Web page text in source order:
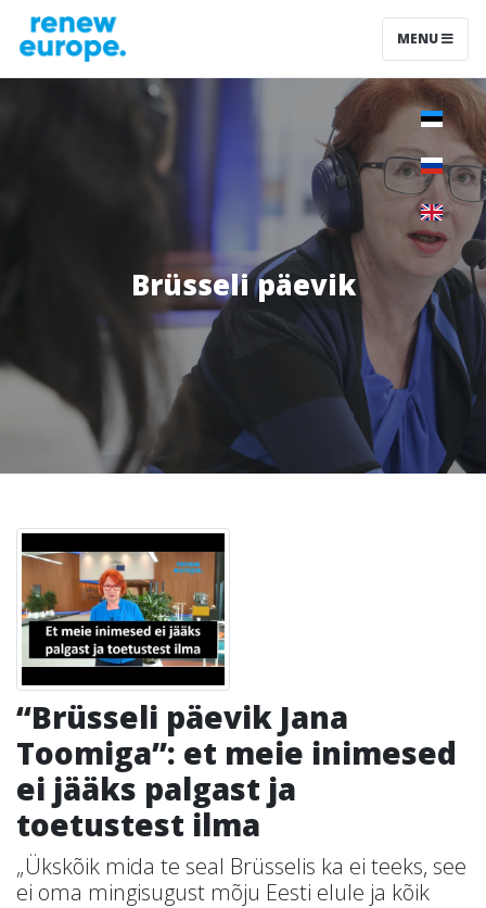
MENU
Brüsseli päevik
“Brüsseli päevik Jana
Toomiga”: et meie inimesed
ei jääks palgast ja
toetustest ilma
„Ükskõik mida te seal Brüsselis ka ei teeks, see
ei oma mingisugust mõju Eesti elule ja kõik